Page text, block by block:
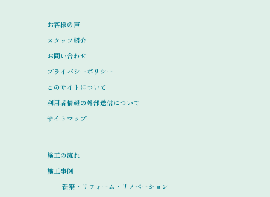
お客様の声
スタッフ紹介
お問い合わせ
プライバシーポリシー
このサイトについて
利用者情報の外部送信について
サイトマップ
施工の流れ
施工事例
新築・リフォーム・リノベーション